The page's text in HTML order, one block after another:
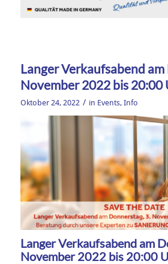
Langer Verkaufsabend
November 2022 bis 20:00
Oktober 24, 2022 / in Events, Info
Langer Verkaufsabend am
November 2022 bis 20:00